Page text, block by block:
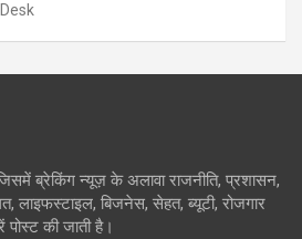
ब्रेकिंग न्यूज़ के अलावा राजनीति, प्रशासन,
लाइफस्टाइल, बिजनेस, सेहत, ब्यूटी, रोजगार
की जाती है।